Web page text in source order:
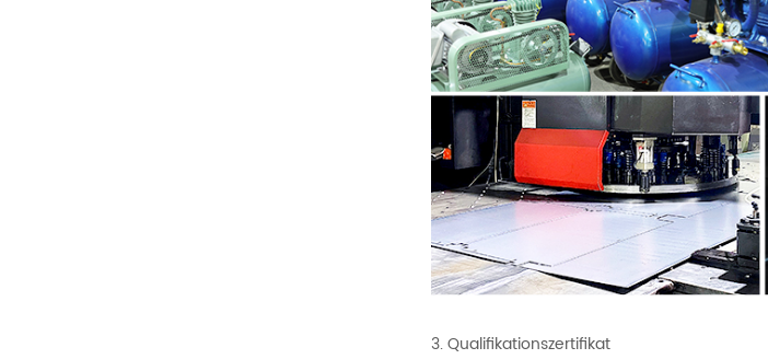
3. Qualifikationszertifikat